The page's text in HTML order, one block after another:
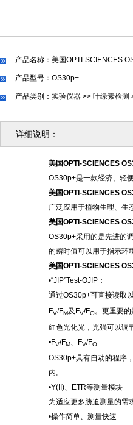
产品名称：美国OPTI-SCIENCES
产品型号：OS30p+
产品类别： 实验仪器 >> 叶绿素检测
详细说明：
美国OPTI-SCIENCES
OS30p+是一款经济、轻
美国OPTI-SCIENCES
广泛应用于植物生理、生
美国OPTI-SCIENCES
OS30p+采用的是先进的
的瞬时值可以用于指示环
美国OPTI-SCIENCES
•“JIP”Test-OJIP：
通过OS30p+可直接读取
FV/FM及 FV/FO。更重要的
红色光化光，光强可以调
•FV/FM FV/FO
OS30p+具有自动的程序
内。
•Y(II)、ETR等测量模块
为适应更多胁迫测量的需
•操作简单、测量快速